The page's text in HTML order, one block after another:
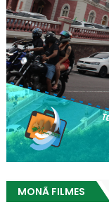
MONÃ FILMES